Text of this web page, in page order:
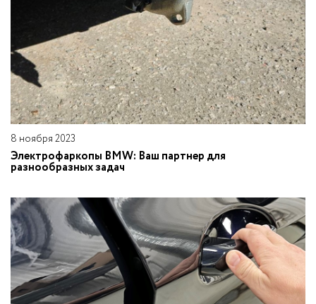
8 ноября 2023
Электрофаркопы BMW: Ваш партнер для
разнообразных задач